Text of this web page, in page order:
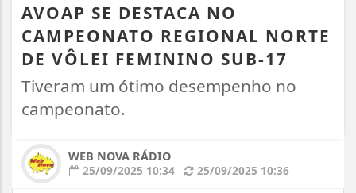
AVOAP SE DESTACA NO
CAMPEONATO REGIONAL NORTE
DE VÔLEI FEMININO SUB-17
Tiveram um ótimo desempenho no
campeonato.
WEB NOVA RÁDIO
25/09/2025 10:34
25/09/2025 10:36